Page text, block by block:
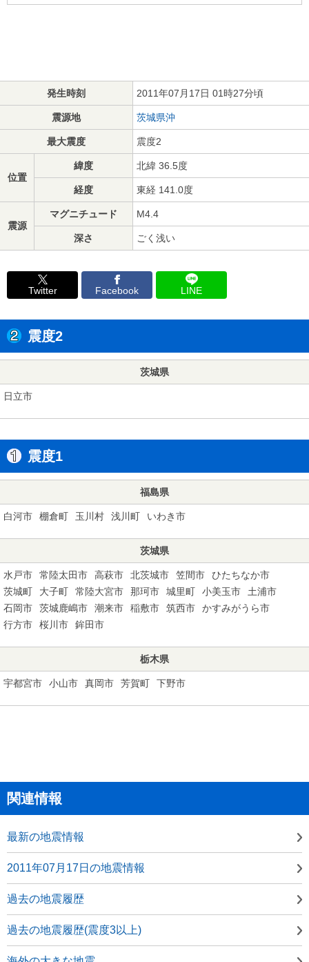
発生時刻 2011年07月17日 01時27分頃
震源地 茨城県沖
最大震度 震度2
位置
緯度 北緯 36.5度
経度 東経 141.0度
震源
マグニチュード M4.4
深さ ごく浅い
Twitter Facebook LINE
震度2
茨城県
日立市
震度1
福島県
白河市 棚倉町 玉川村 浅川町 いわき市
茨城県
水戸市 常陸太田市 高萩市 北茨城市 笠間市
ひたちなか市
茨城町
大子町 常陸大宮市 那珂市 城里町 小美玉市
土浦市
石岡市
茨城鹿嶋市 潮来市 稲敷市 筑西市
かすみがうら市
行方市
桜川市 鉾田市
栃木県
宇都宮市 小山市 真岡市 芳賀町 下野市
関連情報
最新の地震情報
2011年07月17日の地震情報
過去の地震履歴
過去の地震履歴(震度3以上)